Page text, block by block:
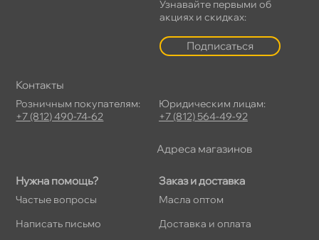
Нужна помощь?
Частые вопросы
Написать письмо
Заказ и доставка
Масла оптом
Доставка и оплата
Узнавайте первыми о
акциях и скидках:
Подписаться
Контакты
Розничным покупателям:
+7 (812) 490-74-62
Юридическим лицам:
+7 (812) 564-49-92
Адреса магазино